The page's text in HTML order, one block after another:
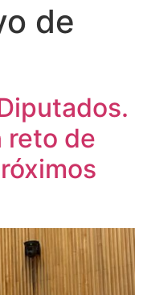
de
reto de